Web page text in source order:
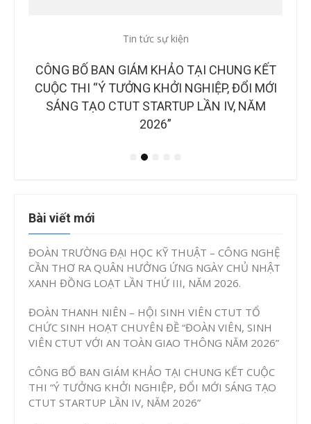
Tin tức sự kiện
CÔNG BỐ BAN GIÁM KHẢO TẠI CHUNG KẾT
CUỘC THI “Ý TƯỞNG KHỞI NGHIỆP, ĐỔI MỚI
SÁNG TẠO CTUT STARTUP LẦN IV, NĂM
2026”
Bài viết mới
ĐOÀN TRƯỜNG ĐẠI HỌC KỸ THUẬT – CÔNG NGHỆ
CẦN THƠ RA QUÂN HƯỞNG ỨNG NGÀY CHỦ NHẬT
XANH ĐỒNG LOẠT LẦN THỨ III, NĂM 2026.
ĐOÀN THANH NIÊN – HỘI SINH VIÊN CTUT TỔ
CHỨC SINH HOẠT CHUYÊN ĐỀ “ĐOÀN VIÊN, SINH
VIÊN CTUT VỚI AN TOÀN GIAO THÔNG NĂM 2026”
CÔNG BỐ BAN GIÁM KHẢO TẠI CHUNG KẾT CUỘC
THI “Ý TƯỞNG KHỞI NGHIỆP, ĐỔI MỚI SÁNG TẠO
CTUT STARTUP LẦN IV, NĂM 2026”